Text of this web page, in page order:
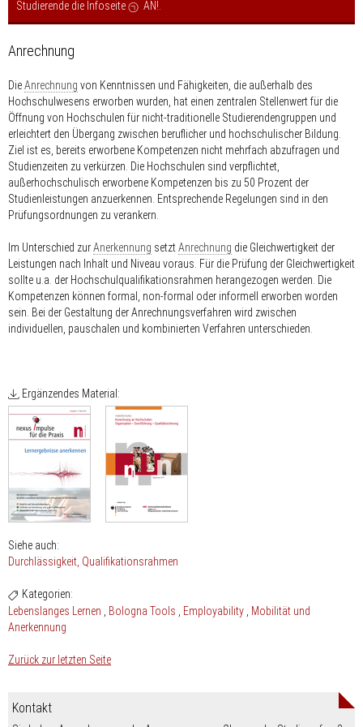
Studierende die Infoseite
AN!
Anrechnung
DieAnrechnung von Kenntnissen und Fähigkeiten, die außerhalb des
Hochschulwesens erworben wurden, hat einen zentralen Stellenwert für die
Öffnung von Hochschulen für nicht-traditionelle Studierendengruppen und
erleichtert den Übergang zwischen beruflicher und hochschulischer Bildung.
Ziel ist es, bereits erworbene Kompetenzen nicht mehrfach abzufragen und
Studienzeiten zu verkürzen. Die Hochschulen sind verpflichtet,
außerhochschulisch erworbene Kompetenzen bis zu 50 Prozent der
Studienleistungen anzuerkennen. Entsprechende Regelungen sind in den
Prüfungsordnungen zu verankern.
Im Unterschied zurAnerkennung setztAnrechnung die Gleichwertigkeit der
Leistungen nach Inhalt und Niveau voraus. Für die Prüfung der Gleichwertigkeit
sollte u.a. der Hochschulqualifikationsrahmen herangezogen werden. Die
Kompetenzen können formal, non-formal oder informell erworben worden
sein. Bei der Gestaltung der Anrechnungsverfahren wird zwischen
individuellen, pauschalen und kombinierten Verfahren unterschieden.
Ergänzendes Material:
Siehe auch:
Durchlässigkeit Qualifikationsrahmen
Kategorien:
Lebenslanges Lernen
Bologna Tools Employability
Mobilität und
Anerkennung
Zurück zur letzten Seite
Kontakt